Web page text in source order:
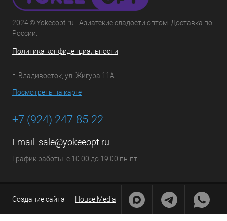
2024 © Yokeeopt.ru - Азиатские сладости оптом. Доставка по
России.
Политика конфиденциальности
г. Владивосток, ул. Жигура 11А
Посмотреть на карте
+7 (924) 247-85-22
Email: sale@yokeeopt.ru
График работы: с 10:00 до 19:00 пн-пт
Создание сайта — House Media